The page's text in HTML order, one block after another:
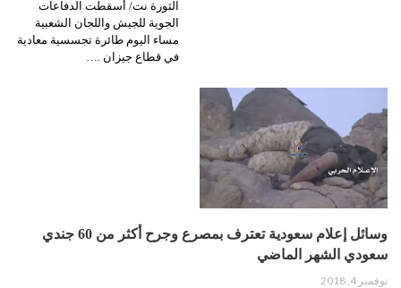
الثورة نت/ أسقطت الدفاعات
الجوية للجيش واللجان الشعبية
مساء اليوم طائرة تجسسية معادية
في قطاع جيزان .…
وسائل إعلام سعودية تعترف بمصرع وجرح أكثر من 60 جندي
سعودي الشهر الماضي
نوفمبر 4, 2018